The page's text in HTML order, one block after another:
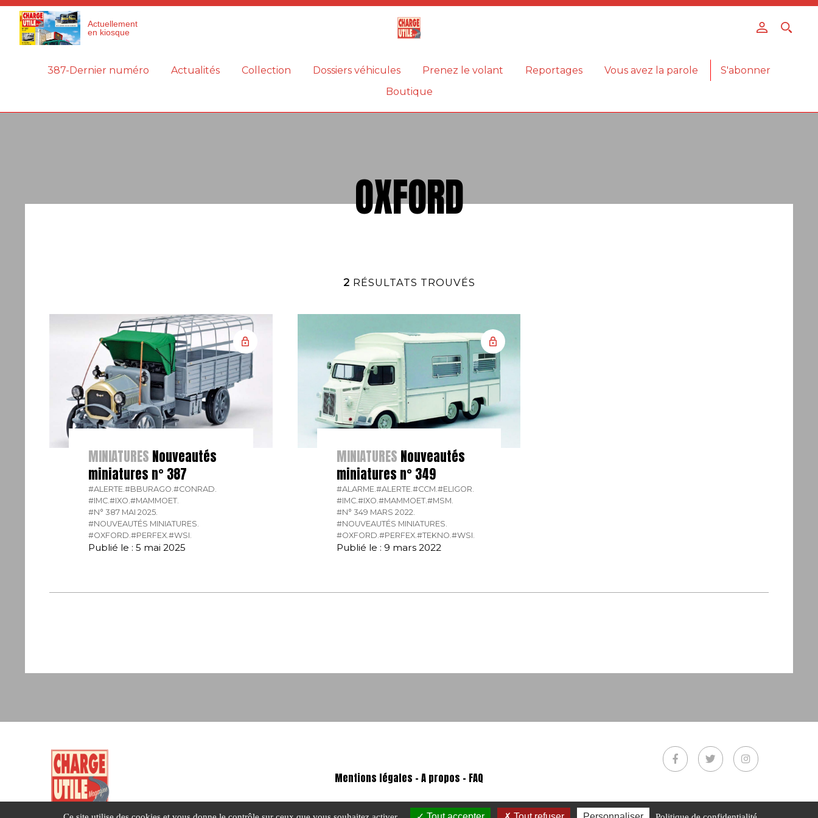
Actuellement
en kiosque
387-Dernier numéro Actualités Collection Dossiers véhicules Prenez le volant Reportages Vous avez la parole
S'abonner
Boutique
OXFORD
2 RÉSULTATS TROUVÉS
MINIATURES Nouveautés
miniatures n° 387
#ALERTE.#BBURAGO.#CONRAD.
#IMC.#IXO.#MAMMOET.
#N° 387 MAI 2025.
#NOUVEAUTÉS MINIATURES.
#OXFORD.#PERFEX.#WSI.
Publié le : 5 mai 2025
MINIATURES Nouveautés
miniatures n° 349
#ALARME.#ALERTE.#CCM.#ELIGOR.
#IMC.#IXO.#MAMMOET.#MSM.
#N° 349 MARS 2022.
#NOUVEAUTÉS MINIATURES.
#OXFORD.#PERFEX.#TEKNO.#WSI.
Publié le : 9 mars 2022
Mentions légales - A propos - FAQ
Panneau de gestion des cookies